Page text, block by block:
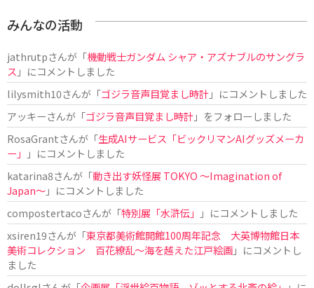
みんなの活動
jathrutpさんが「機動戦士ガンダム シャア・アズナブルのサングラ
ス 」にコメントしました
lilysmith10さんが「ゴジラ音声目覚まし時計」にコメントしました
アッキーさんが「ゴジラ音声目覚まし時計」をフォローしました
RosaGrantさんが「生成AIサービス「ビックリマンAIグッズメーカ
ー」
」にコメントしました
katarina8さんが「動き出す妖怪展 TOKYO 〜Imagination of
Japan〜」にコメントしました
compostertacoさんが「特別展「水滸伝」
」にコメントしました
xsiren19さんが「東京都美術館開館100周年記念 大英博物館日本
美術コレクション 百花繚乱～海を越えた江戸絵画」にコメントし
ました